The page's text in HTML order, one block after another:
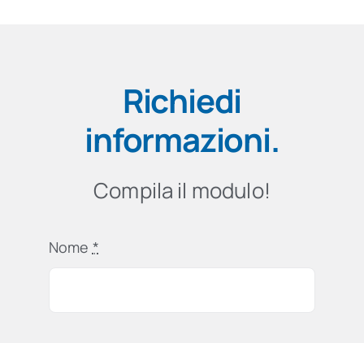
Richiedi
informazioni.
Compila il modulo!
Nome *